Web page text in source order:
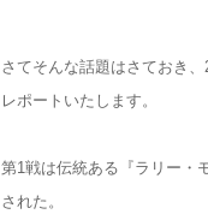
さてそんな話題はさておき
レポートいたします。
第1戦は伝統ある『ラリー・
された。